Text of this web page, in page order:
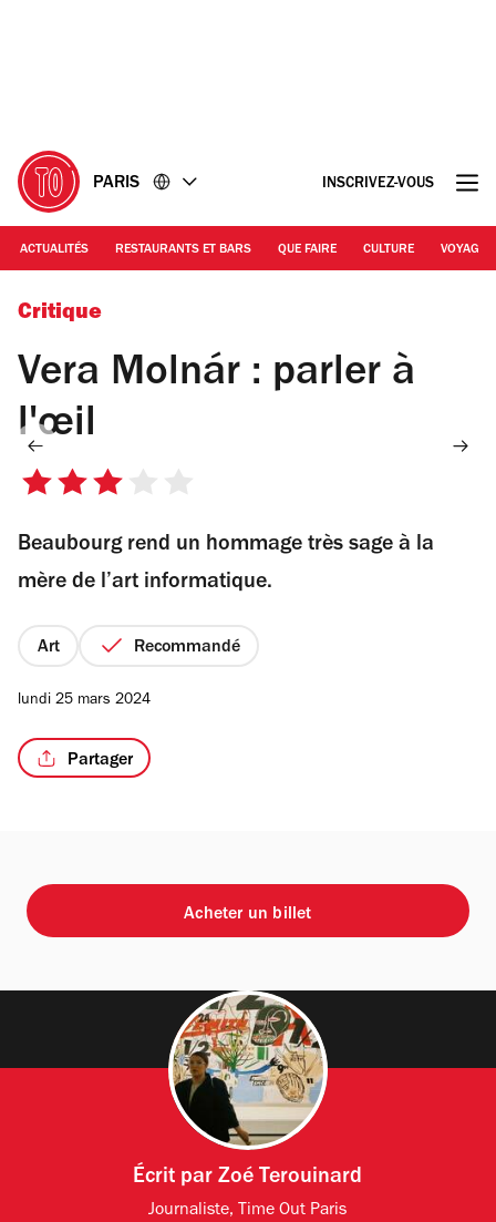
PARIS INSCRIVEZ-VOUS
ACTUALITÉS RESTAURANTS ET BARS QUE FAIRE CULTURE VOYAGE
Vera Molnar Identiques mais différents 2010
Critique
Vera Molnár : parler à
l'œil
3
5
étoiles
Beaubourg rend un hommage très sage à la
mère de l’art informatique.
Art Recommandé
lundi 25 mars 2024
Partager
Acheter un billet
Écrit parZoé Terouinard
Journaliste, Time Out Paris